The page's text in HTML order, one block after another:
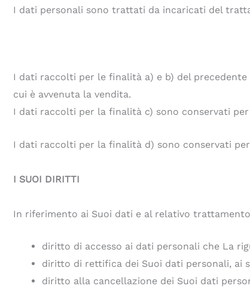
I dati personali sono trattati da incaricati del
I dati raccolti per le finalità a) e b) del
cui è avvenuta la vendita.
I dati raccolti per la finalità c) sono conservati per
I dati raccolti per la finalità d) sono conservati
I SUOI DIRITTI
In riferimento ai Suoi dati e al relativo
diritto di accesso ai dati personali che La
diritto di rettifica dei Suoi dati personali, ai
diritto alla cancellazione dei Suoi dati